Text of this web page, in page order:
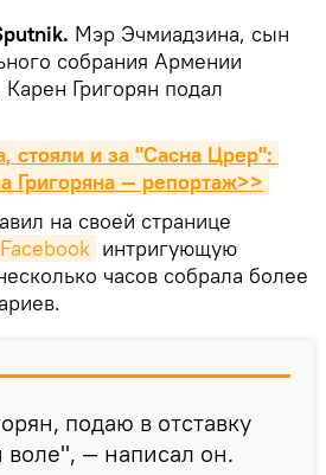
Мэр Эчмиадзина, сын
собрания Армении
Григорян подал
стояли и за "Сасна Црер":
Григоряна — репортаж>>
на своей странице
Facebook интригующую
часов собрала более
подаю в отставку
воле", — написал он.